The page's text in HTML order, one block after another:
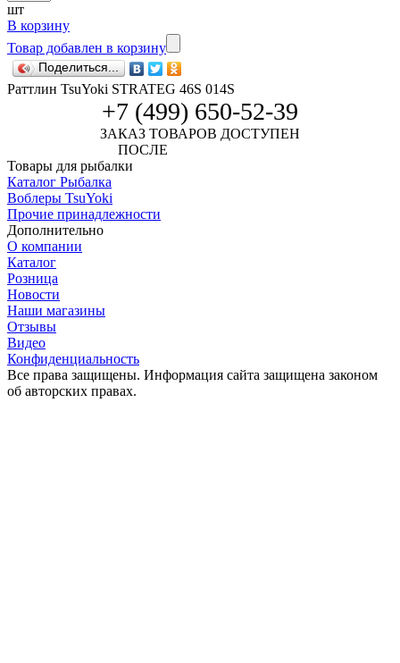
шт
В корзину
Товар добавлен в корзину
Поделиться...
Раттлин TsuYoki STRATEG 46S 014S
+7 (499) 650-52-39
ЗАКАЗ ТОВАРОВ ДОСТУПЕН
ПОСЛЕ
Товары для рыбалки
Каталог Рыбалка
Воблеры TsuYoki
Прочие принадлежности
Дополнительно
О компании
Каталог
Розница
Новости
Наши магазины
Отзывы
Видео
Конфиденциальность
Все права защищены. Информация сайта защищена законом
об авторских правах.